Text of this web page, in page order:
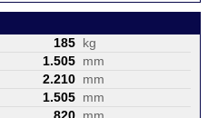
185 kg
1.505 mm
2.210 mm
1.505 mm